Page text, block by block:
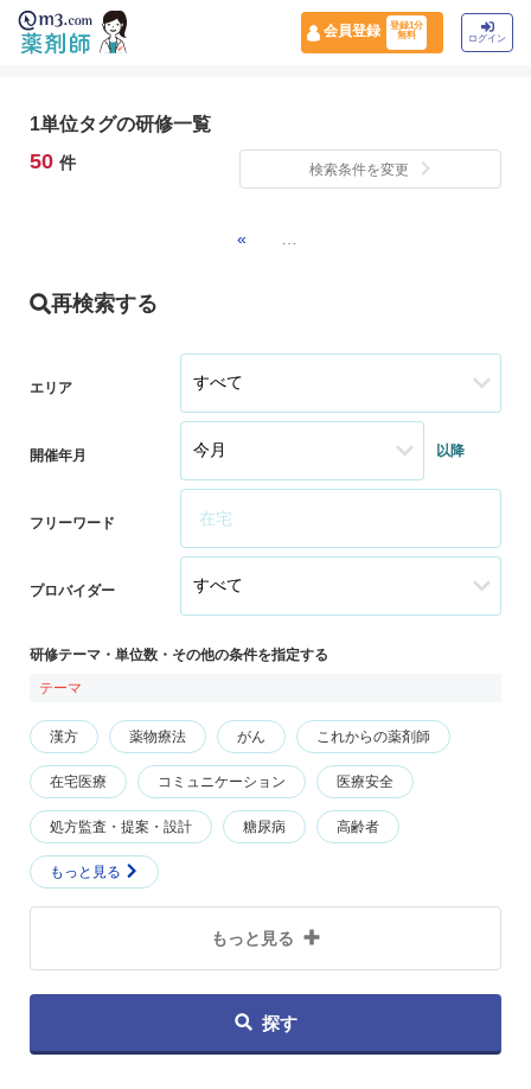
会員登録
登録1分
無料
ログイン
1単位タグの研修一覧
50 件 検索条件を変更
«
再検索する
エリア
開催年月 以降
フリーワード
プロバイダー
研修テーマ・単位数・その他の条件を指定する
テーマ
漢方 薬物療法 がん これからの薬剤師
在宅医療 コミュニケーション 医療安全
処方監査・提案・設計 糖尿病 高齢者
もっと見る
もっと見る
探す